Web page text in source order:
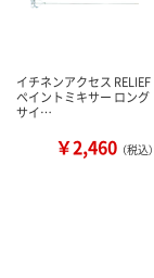
イチネンアクセス RELIEF
ペイントミキサー ロング
サイ…
￥2,460 （税込）